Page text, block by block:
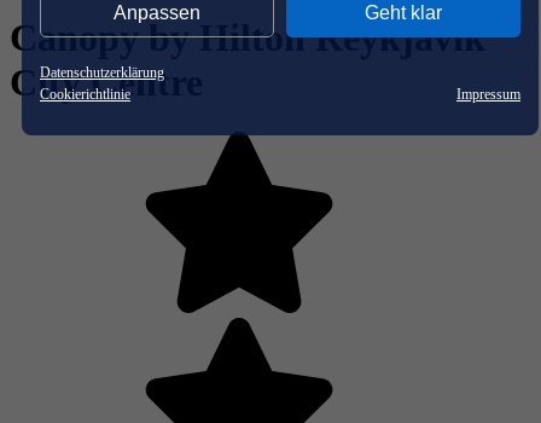
Anpassen Geht klar
Datenschutzerklärung
Cookierichtlinie
Impressum
Canopy by Hilton Reykjavik
City Centre